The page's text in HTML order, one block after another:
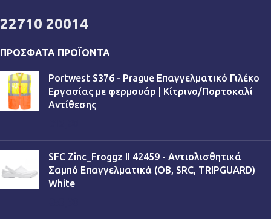
22710 20014
ΠΡΌΣΦΑΤΑ ΠΡΟΪΌΝΤΑ
Portwest S376 - Prague Επαγγελματικό Γιλέκο
Εργασίας με φερμουάρ | Κίτρινο/Πορτοκαλί
Αντίθεσης
SFC Zinc_Froggz II 42459 - Αντιολισθητικά
Σαμπό Επαγγελματικά (OB, SRC, TRIPGUARD)
White